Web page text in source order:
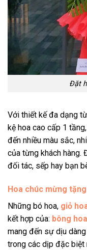
Đặt
Với thiết kế đa dạng
kệ hoa cao cấp 1
đến nhiều màu sắc,
của từng khách hàng.
đối tác, sếp hay bạn
Hoa chúc mừng
Những bó hoa, giỏ
kết hợp của: bông
mang đến sự dịu
trong các dịp đặc biệt